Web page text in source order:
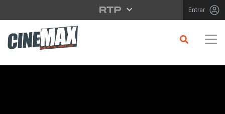
Saltar para o conteúdo principal Entrar
Filme em Cartaz